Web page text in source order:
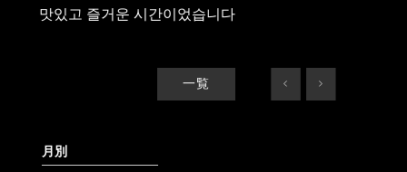
맛있고 즐거운 시간이었습니다
一覧 < >
月別